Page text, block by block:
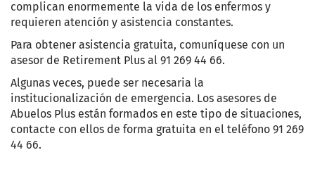
complican enormemente la vida de los enfermos y
requieren atención y asistencia constantes.
Para obtener asistencia gratuita, comuníquese con un
asesor de Retirement Plus al 91 269 44 66.
Algunas veces, puede ser necesaria la
institucionalización de emergencia. Los asesores de
Abuelos Plus están formados en este tipo de situaciones,
contacte con ellos de forma gratuita en el teléfono 91 269
44 66.